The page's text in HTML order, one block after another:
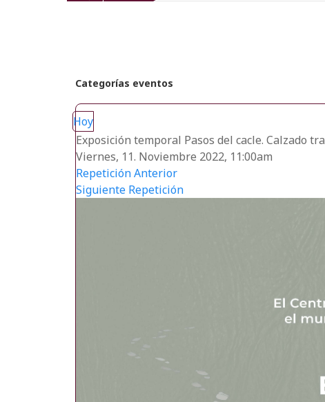
recientes
Categorías eventos
Hoy
Exposición temporal Pasos del cacle. Calzado
Viernes, 11. Noviembre 2022, 11:00am
Repetición Anterior
Siguiente Repetición